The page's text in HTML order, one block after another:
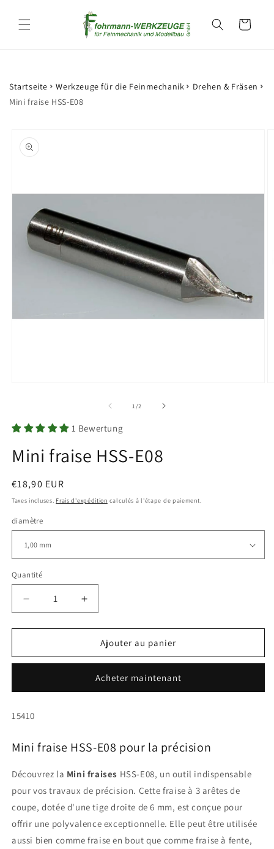
au
Panier
Startseite Werkzeuge für die Feinmechanik
Drehen & Fräsen
Mini fraise HSS-E08
informations
produits
dans
une
modale
1/de2
1 Bewertung
Mini fraise HSS-E08
Prix
habituel
€18,90 EUR
Taxes incluses. Frais d'expédition calculés à l'étape de paiement.
diamètre
Quantité
Quantité
Réduire
la
quantité
Mini
E08
Augmenter
la
quantité
Mini
HSS-
E08
Ajouter au panier
Acheter maintenant
SKU:
15410
Mini fraise HSS-E08 pour la précision
Découvrez la Mini fraises HSS-E08, un outil indispensable
pour vos travaux de précision. Cette fraise à 3 arêtes de
coupe, dotée d'une tige droite de 6 mm, est conçue pour
offrir une polyvalence exceptionnelle. Elle peut être utilisée
aussi bien comme fraise en bout que comme fraise à fente,